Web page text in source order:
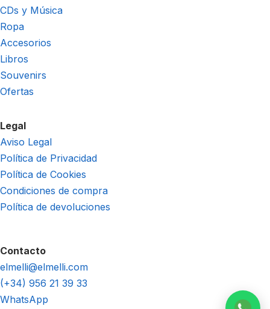
CDs y Música
Ropa
Accesorios
Libros
Souvenirs
Ofertas
Legal
Aviso Legal
Política de Privacidad
Política de Cookies
Condiciones de compra
Política de devoluciones
Contacto
elmelli@elmelli.com
(+34) 956 21 39 33
WhatsApp